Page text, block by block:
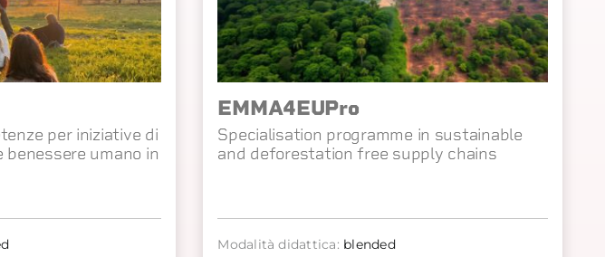
per iniziative di
umano in
EMMA4EUPro
Specialisation programme in sustainable
and deforestation free supply chains
Modalità didattica: blended